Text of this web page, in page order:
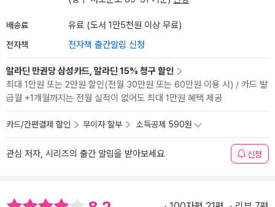
배송료 유료 (도서 1만5천원 이상 무료)
전자책 전자책 출간알림 신청
알라딘 만권당 삼성카드, 알라딘 15% 청구 할인
최대 1만원 또는 2만원 할인(전월 30만원 또는 60만원 이용 시) / 카드 발
급월 +1개월까지는 전월 실적이 없어도 최대 1만원 혜택 제공
카드/간편결제 할인 무이자 할부 소득공제 590원
관심 저자, 시리즈의 출간 알림을 받아보세요 신청